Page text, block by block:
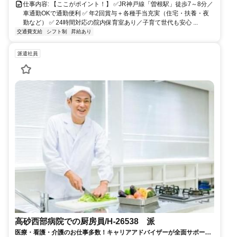
仕事内容: 【ここがポイント！】 ✅JR神戸線「曽根駅」徒歩7～8分／
車通勤OKで通勤便利 ✅ 年2回賞与＋各種手当充実（住宅・扶養・夜
勤など） ✅ 24時間対応の院内保育室あり／子育て世代も安心 ...
交通費支給 シフト制 昇給あり
派遣社員
高砂西部病院での厨房員/H-26538 派
医療・看護・介護のお仕事多数！キャリアアドバイザーが全面サポート